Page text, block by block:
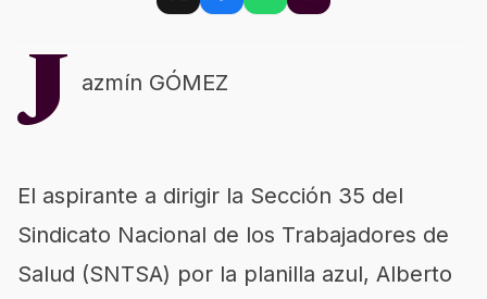
J azmín GÓMEZ
El aspirante a dirigir la Sección 35 del
Sindicato Nacional de los Trabajadores de
Salud (SNTSA) por la planilla azul, Alberto